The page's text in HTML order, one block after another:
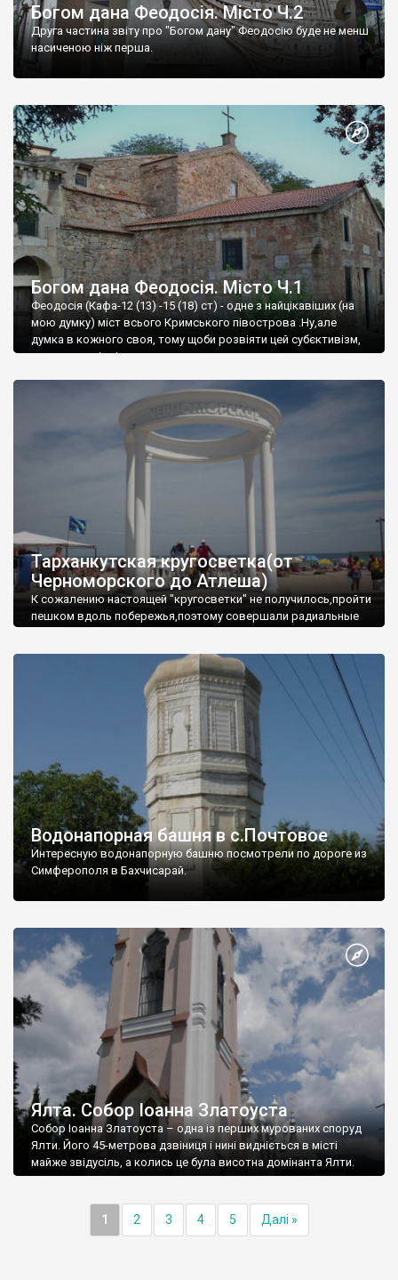
Богом дана Феодосія. Місто Ч.2
Друга частина звіту про "Богом дану" Феодосію буде не менш
насиченою ніж перша.
Богом дана Феодосія. Місто Ч.1
Феодосія (Кафа-12 (13) -15 (18) ст) - одне з найцікавіших (на
мою думку) міст всього Кримського півострова .Ну,але
думка в кожного своя, тому щоби розвіяти цей субєктивізм,
запрошую відвідати це
Тарханкутская кругосветка(от
Черноморского до Атлеша)
К сожалению настоящей "кругосветки" не получилось,пройти
пешком вдоль побережья,поэтому совершали радиальные
Водонапорная башня в с.Почтовое
Интересную водонапорную башню посмотрели по дороге из
Симферополя в Бахчисарай.
Ялта. Собор Іоанна Златоуста
Собор Іоанна Златоуста – одна із перших мурованих споруд
Ялти. Його 45-метрова дзвіниця і нині видніється в місті
майже звідусіль, а колись це була висотна домінанта Ялти.
1 2 3 4 5 Далі »